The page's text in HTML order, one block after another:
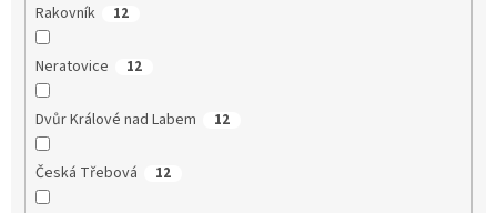
Rakovník 12
Neratovice 12
Dvůr Králové nad Labem 12
Česká Třebová 12